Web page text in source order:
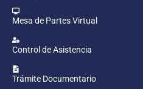
Mesa de Partes Virtual
Control de Asistencia
Trámite Documentario